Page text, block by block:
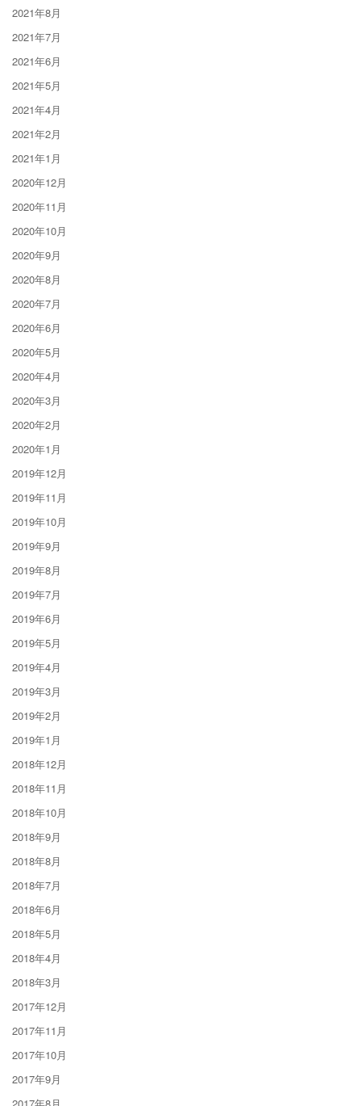
2021年8月
2021年7月
2021年6月
2021年5月
2021年4月
2021年2月
2021年1月
2020年12月
2020年11月
2020年10月
2020年9月
2020年8月
2020年7月
2020年6月
2020年5月
2020年4月
2020年3月
2020年2月
2020年1月
2019年12月
2019年11月
2019年10月
2019年9月
2019年8月
2019年7月
2019年6月
2019年5月
2019年4月
2019年3月
2019年2月
2019年1月
2018年12月
2018年11月
2018年10月
2018年9月
2018年8月
2018年7月
2018年6月
2018年5月
2018年4月
2018年3月
2017年12月
2017年11月
2017年10月
2017年9月